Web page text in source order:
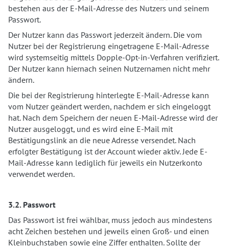
bestehen aus der E-Mail-Adresse des Nutzers und seinem
Passwort.
Der Nutzer kann das Passwort jederzeit ändern. Die vom
Nutzer bei der Registrierung eingetragene E-Mail-Adresse
wird systemseitig mittels Dopple-Opt-in-Verfahren verifiziert.
Der Nutzer kann hiernach seinen Nutzernamen nicht mehr
ändern.
Die bei der Registrierung hinterlegte E-Mail-Adresse kann
vom Nutzer geändert werden, nachdem er sich eingeloggt
hat. Nach dem Speichern der neuen E-Mail-Adresse wird der
Nutzer ausgeloggt, und es wird eine E-Mail mit
Bestätigungslink an die neue Adresse versendet. Nach
erfolgter Bestätigung ist der Account wieder aktiv. Jede E-
Mail-Adresse kann lediglich für jeweils ein Nutzerkonto
verwendet werden.
3.2. Passwort
Das Passwort ist frei wählbar, muss jedoch aus mindestens
acht Zeichen bestehen und jeweils einen Groß- und einen
Kleinbuchstaben sowie eine Ziffer enthalten. Sollte der